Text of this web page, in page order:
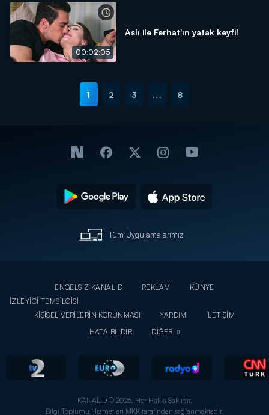
00:02:05
Aslı ile Ferhat'ın yatak keyfi!
1 2 3 ... 8
Tüm Uygulamalarımız
ENGELSİZ KANAL D REKLAM
KÜNYE
İZLEYİCİ TEMSİLCİSİ
KİŞİSEL VERİLERİN KORUNMASI
YARDIM
İLETİŞİM
HATA BİLDİR
DİĞER
KANAL D © 2026. Her Hakkı Saklıdır.
Bilgi Toplumu Hizmetleri MKK tarafından sağlanmaktadır.